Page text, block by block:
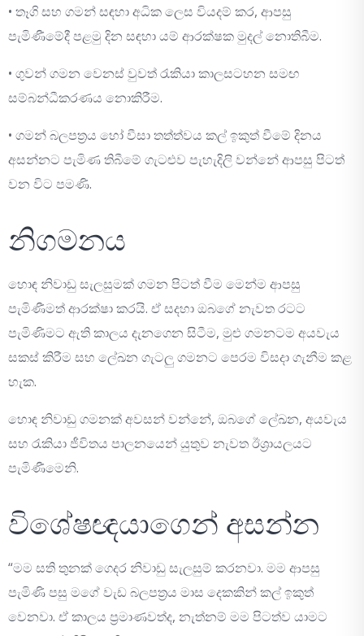
• තෑගි සහ ගමන් සඳහා අධික ලෙස වියදම් කර, ආපසු
පැමිණීමේදී පළමු දින සඳහා යම් ආරක්ෂක මුදල් නොතිබීම.
• ගුවන් ගමන වෙනස් වුවත් රැකියා කාලසටහන සමඟ
සම්බන්ධීකරණය නොකිරීම.
• ගමන් බලපත්‍රය හෝ වීසා තත්ත්වය කල් ඉකුත් වීමේ දිනය
අසන්නට පැමිණ තිබීමේ ගැටළුව පැහැදිලි වන්නේ ආපසු පිටත්
වන විට පමණි.
නිගමනය
හොඳ නිවාඩු සැලසුමක් ගමන පිටත් වීම මෙන්ම ආපසු
පැමිණීමත් ආරක්ෂා කරයි. ඒ සදහා ඔබගේ නැවත රටට
පැමිණිමට ඇති කාලය දැනගෙන සිටීම, මුළු ගමනටම අයවැය
සකස් කිරීම සහ ලේඛන ගැටලු ගමනට පෙරම විසදා ගැනීම කළ
හැක.
හොඳ නිවාඩු ගමනක් අවසන් වන්නේ, ඔබගේ ලේඛන, අයවැය
සහ රැකියා ජීවිතය පාලනයෙන් යුතුව නැවත ඊශ්‍රායලයට
පැමිණීමෙනි.
විශේෂඥයාගෙන් අසන්න
“මම සති තුනක් ගෙදර නිවාඩු සැලසුම් කරනවා. මම ආපසු
පැමිණි පසු මගේ වැඩ බලපත්‍රය මාස දෙකකින් කල් ඉකුත්
වෙනවා. ඒ කාලය ප්‍රමාණවත්ද, නැත්නම් මම පිටත්ව යාමට